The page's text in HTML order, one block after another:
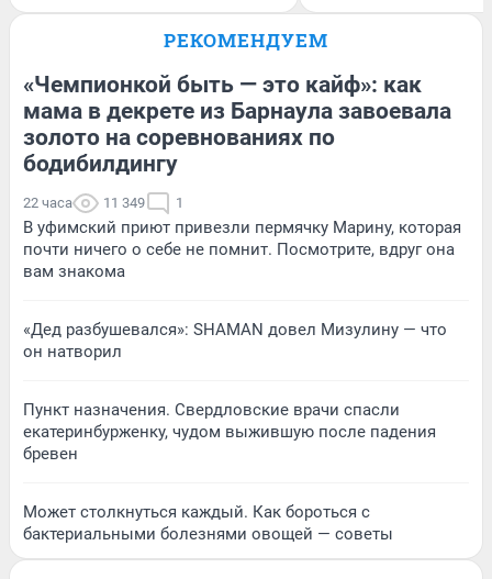
РЕКОМЕНДУЕМ
«Чемпионкой быть — это кайф»: как
мама в декрете из Барнаула завоевала
золото на соревнованиях по
бодибилдингу
22 часа 11 349 1
В уфимский приют привезли пермячку Марину, которая
почти ничего о себе не помнит. Посмотрите, вдруг она
вам знакома
«Дед разбушевался»: SHAMAN довел Мизулину — что
он натворил
Пункт назначения. Свердловские врачи спасли
екатеринбурженку, чудом выжившую после падения
бревен
Может столкнуться каждый. Как бороться с
бактериальными болезнями овощей — советы